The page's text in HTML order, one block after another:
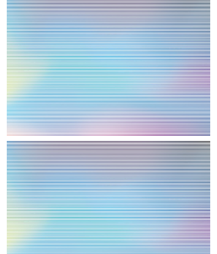
【ai】壁紙⑨
【jpeg】壁紙⑧